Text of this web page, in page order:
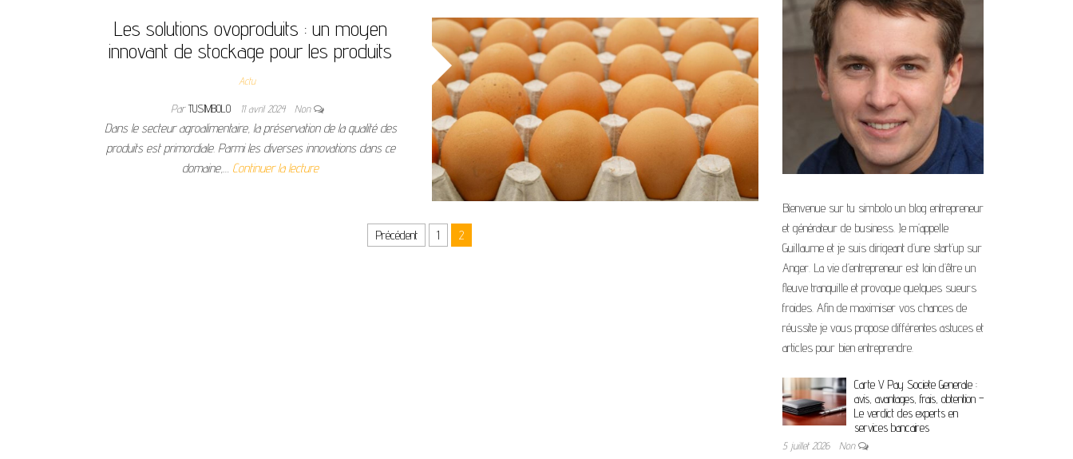
Les solutions ovoproduits : un moyen
innovant de stockage pour les produits
Actu
ParTUSIMBOLO 11 avril 2024 Non
Dans le secteur agroalimentaire, la préservation de la qualité des
produits est primordiale. Parmi les diverses innovations dans ce
domaine,… Continuer la lecture
Précédent 1 2
Bienvenue sur tu simbolo un blog entrepreneur
et générateur de business. Je m’appelle
Guillaume et je suis dirigeant d’une start’up sur
Anger. La vie d’entrepreneur est loin d’être un
fleuve tranquille et provoque quelques sueurs
froides. Afin de maximiser vos chances de
réussite je vous propose différentes astuces et
articles pour bien entreprendre.
Carte V Pay Societe Generale :
avis, avantages, frais, obtention –
Le verdict des experts en
services bancaires
5 juillet 2026 Non